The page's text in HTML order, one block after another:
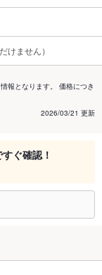
けません）
報となります。 価格につき
2026/03/21 更新
ぐ確認！